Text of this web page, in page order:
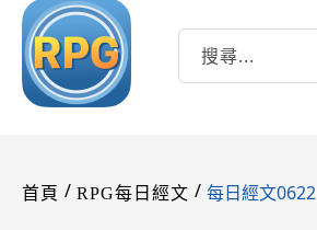
首頁 / RPG每日經文 / 每日經文0622